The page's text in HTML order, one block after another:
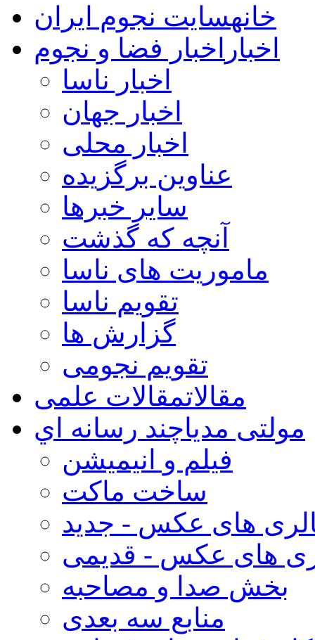
خانهسایت نجوم ایران
اخبار اخبار فضا و نجوم
اخبار ناسا
اخبار جهان
اخبار محلی
عناوین برگزیده
سایر خبرها
آنچه که گذشت
ماموریت های ناسا
تقویم ناسا
گزارش ها
تقویم نجومی
مقالاتمقالات علمی
مولتی مدیاچند رسانه اي
فیلم و انیمیشن
ساخت ماکت
های عکس - جدید
های عکس - قدیمی
بخش صدا و مصاحبه
منابع سه بعدی